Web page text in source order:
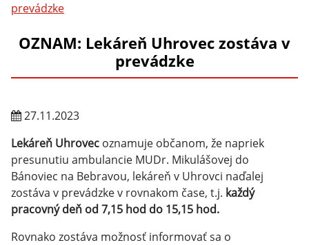
prevádzke
OZNAM: Lekáreň Uhrovec zostáva v
prevádzke
27.11.2023
Lekáreň Uhrovec oznamuje občanom, že napriek
presunutiu ambulancie MUDr. Mikulášovej do
Bánoviec na Bebravou, lekáreň v Uhrovci naďalej
zostáva v prevádzke v rovnakom čase, t.j. každý
pracovný deň od 7,15 hod do 15,15 hod.
Rovnako zostáva možnosť informovať sa o